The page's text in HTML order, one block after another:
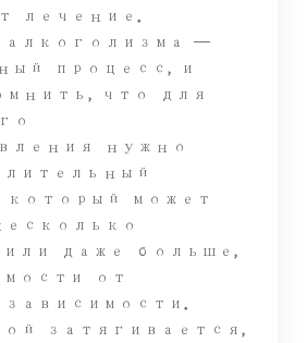
лечение.
алкоголизма —
процесс, и
что для
нужно
который может
даже больше,
от
затягивается,